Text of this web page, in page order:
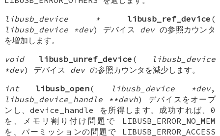
libusb_device *
libusb_ref_device (
libusb_device *dev) デバイス devの参照カウンタ
を増加します。
void
libusb_unref_device (
libusb_device
*dev) デバイス devの参照カウンタを減少します。
int
libusb_open( libusb_device *dev,
libusb_device_handle **devh) デバイスをオープ
ンし、device_handle を所得します。成功すれば、0
を、メモリ割り付け問題で LIBUSB_ERROR_NO_MEM
を、パーミッションの問題で LIBUSB_ERROR_ACCESS